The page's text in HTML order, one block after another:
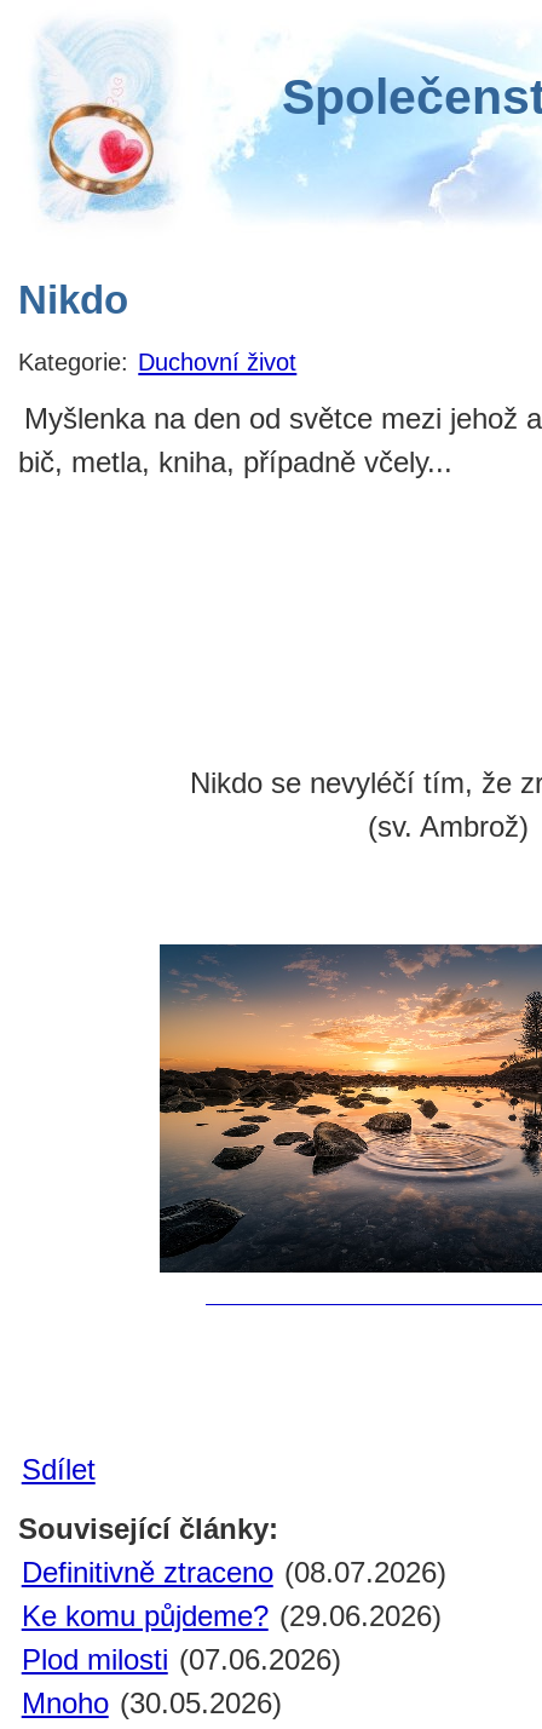
Nikdo
Kategorie: Duchovní život
Myšlenka na den od světce mezi jehož
bič, metla, kniha, případně včely...
Nikdo se nevyléčí tím, že
(sv. Ambrož)
Sdílet
Související články:
Definitivně ztraceno (08.07.2026)
Ke komu půjdeme? (29.06.2026)
Plod milosti (07.06.2026)
Mnoho (30.05.2026)